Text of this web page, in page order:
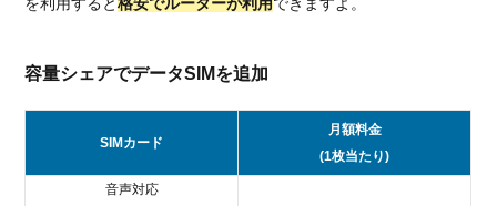
容量シェアでデータSIMを追加
SIMカード
月額料金
(1枚当たり)
音声対応